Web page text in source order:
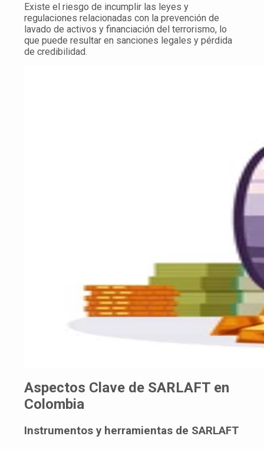
Existe el riesgo de incumplir las leyes y
regulaciones relacionadas con la prevención de
lavado de activos y financiación del terrorismo, lo
que puede resultar en sanciones legales y pérdida
de credibilidad.
Aspectos Clave de SARLAFT en
Colombia
Instrumentos y herramientas de SARLAFT